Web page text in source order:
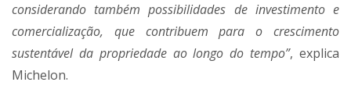
considerando também possibilidades de investimento e
comercialização, que contribuem para o crescimento
sustentável da propriedade ao longo do tempo”, explica
Michelon.